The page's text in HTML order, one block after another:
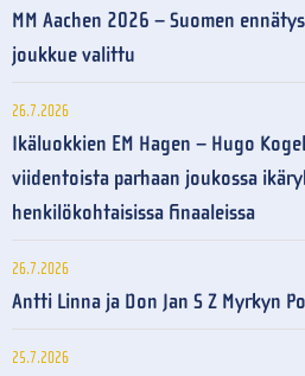
MM Aachen 2026 – Suomen
joukkue valittu
26.7.2026
Ikäluokkien EM Hagen – Hugo
viidentoista parhaan joukossa
henkilökohtaisissa finaaleissa
26.7.2026
Antti Linna ja Don Jan S Z Myrkyn
25.7.2026